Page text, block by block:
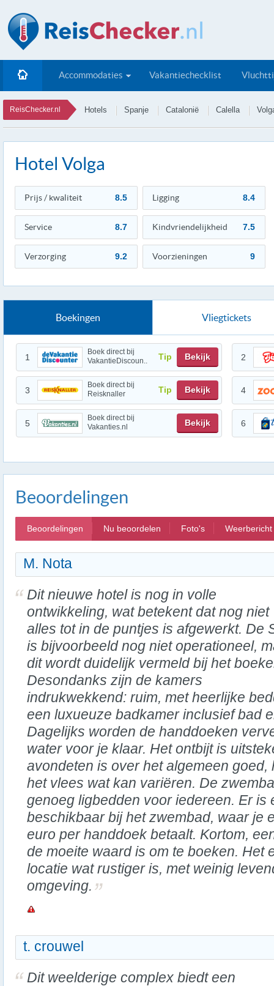
Accommodaties Vakantiechecklist
ReisChecker.nl Hotels Spanje Catalonië Calella
Hotel Volga
Prijs / kwaliteit 8.5 Ligging 8.4
Service 8.7 Kindvriendelijkheid 7.5
Verzorging 9.2 Voorzieningen 9
Boekingen Vliegtickets
1
Boek direct bij
VakantieDiscoun..
Tip Bekijk 2
3
Boek direct bij
Reisknaller
Tip Bekijk 4
5
Boek direct bij
Vakanties.nl
Bekijk 6
Beoordelingen
Beoordelingen Nu beoordelen Foto's Weerbericht
M. Nota
Dit nieuwe hotel is nog in volle
ontwikkeling, wat betekent dat nog niet
alles tot in de puntjes is afgewerkt. De
is bijvoorbeeld nog niet operationeel,
dit wordt duidelijk vermeld bij het
Desondanks zijn de kamers
indrukwekkend: ruim, met heerlijke
een luxueuze badkamer inclusief bad
Dagelijks worden de handdoeken
water voor je klaar. Het ontbijt is
avondeten is over het algemeen goed,
het vlees wat kan variëren. De
genoeg ligbedden voor iedereen. Er is
beschikbaar bij het zwembad, waar je
euro per handdoek betaalt. Kortom,
de moeite waard is om te boeken. Het
locatie wat rustiger is, met weinig
omgeving.
t. crouwel
Dit weelderige complex biedt een